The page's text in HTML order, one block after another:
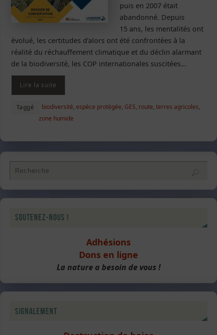
puis en 2007 était
abandonné. Depuis
15 ans, les mentalités ont
évolué, les certitudes d’alors ont été confrontées à la
réalité du réchauffement climatique et du déclin alarmant
de la biodiversité, les COP internationales suscitées…
Lire la suite
Taggé biodiversité,espèce protégée, GES, route,terres agricoles,
zone humide
Soutenez-nous !
Adhésions
Dons en ligne
La nature a besoin de vous !
Signalement